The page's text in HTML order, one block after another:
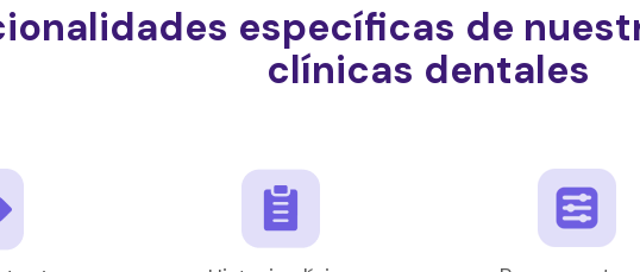
específicas de
clínicas dentales